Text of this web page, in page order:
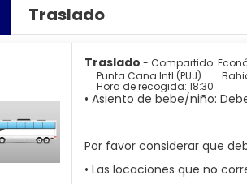
Traslado
Traslado - Compartido:
Punta Cana Intl (PUJ)
Hora de recogida: 18:30
• Asiento de bebe/niño:
Por favor considerar que
• Las locaciones que no